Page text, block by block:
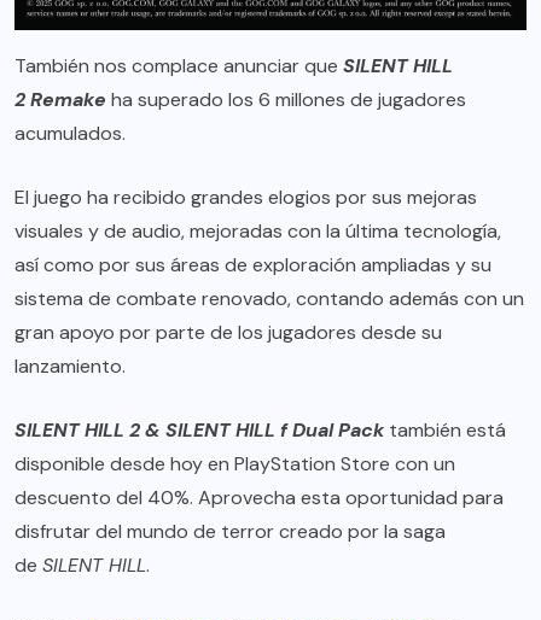
También nos complace anunciar que SILENT HILL
2 Remake ha superado los 6 millones de jugadores
acumulados.
El juego ha recibido grandes elogios por sus mejoras
visuales y de audio, mejoradas con la última tecnología,
así como por sus áreas de exploración ampliadas y su
sistema de combate renovado, contando además con un
gran apoyo por parte de los jugadores desde su
lanzamiento.
SILENT HILL 2 & SILENT HILL f Dual Pack también está
disponible desde hoy en PlayStation Store con un
descuento del 40%. Aprovecha esta oportunidad para
disfrutar del mundo de terror creado por la saga
de SILENT HILL.